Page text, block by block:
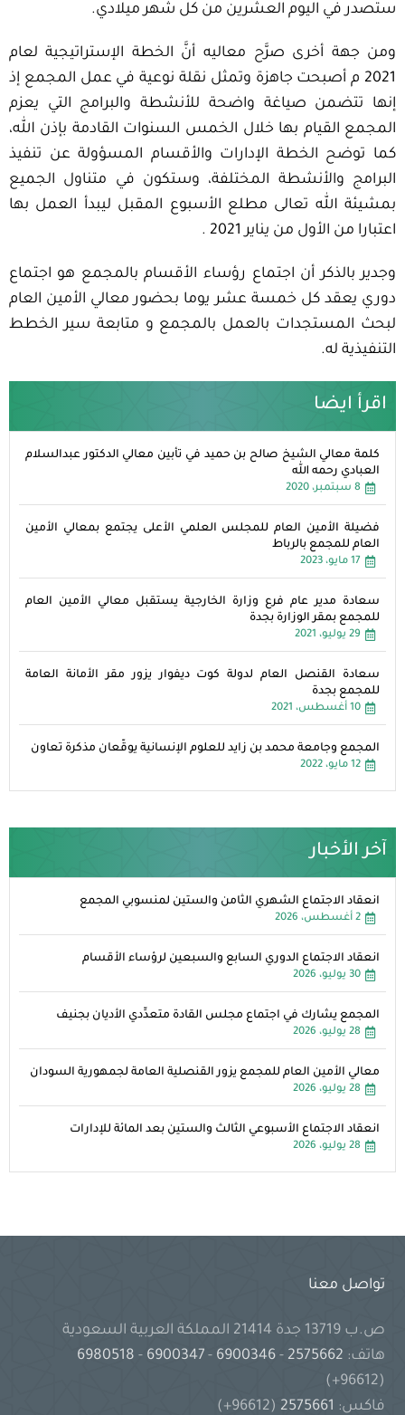
ستصدر في اليوم العشرين من كل شهر ميلادي.
ومن جهة أخرى صرَّح معاليه أنَّ الخطة الإستراتيجية لعام
2021 م أصبحت جاهزة وتمثل نقلة نوعية في عمل المجمع إذ
إنها تتضمن صياغة واضحة للأنشطة والبرامج التي يعزم
المجمع القيام بها خلال الخمس السنوات القادمة بإذن الله،
كما توضح الخطة الإدارات والأقسام المسؤولة عن تنفيذ
البرامج والأنشطة المختلفة، وستكون في متناول الجميع
بمشيئة الله تعالى مطلع الأسبوع المقبل ليبدأ العمل بها
اعتبارا من الأول من يناير 2021 .
وجدير بالذكر أن اجتماع رؤساء الأقسام بالمجمع هو اجتماع
دوري يعقد كل خمسة عشر يوما بحضور معالي الأمين العام
لبحث المستجدات بالعمل بالمجمع و متابعة سير الخطط
التنفيذية له.
اقرأ ايضا
كلمة معالي الشيخ صالح بن حميد في تأبين معالي الدكتور عبدالسلام
العبادي رحمه الله
8 سبتمبر، 2020
فضيلة الأمين العام للمجلس العلمي الأعلى يجتمع بمعالي الأمين
العام للمجمع بالرباط
17 مايو، 2023
سعادة مدير عام فرع وزارة الخارجية يستقبل معالي الأمين العام
للمجمع بمقر الوزارة بجدة
29 يوليو، 2021
سعادة القنصل العام لدولة كوت ديفوار يزور مقر الأمانة العامة
للمجمع بجدة
10 أغسطس، 2021
المجمع وجامعة محمد بن زايد للعلوم الإنسانية يوقّعان مذكرة تعاون
12 مايو، 2022
آخر الأخبار
انعقاد الاجتماع الشهري الثامن والستين لمنسوبي المجمع
2 أغسطس، 2026
انعقاد الاجتماع الدوري السابع والسبعين لرؤساء الأقسام
30 يوليو، 2026
المجمع يشارك في اجتماع مجلس القادة متعدِّدي الأديان بجنيف
28 يوليو، 2026
معالي الأمين العام للمجمع يزور القنصلية العامة لجمهورية السودان
28 يوليو، 2026
انعقاد الاجتماع الأسبوعي الثالث والستين بعد المائة للإدارات
28 يوليو، 2026
تواصل معنا
ص.ب 13719 جدة 21414 المملكة العربية السعودية
هاتف:
-
6900346
-
6900347
-
(96612+)
فاكس:
(96612+)